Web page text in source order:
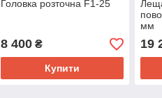
Головка розточна F1-25
8 400₴
Купити
мм
19